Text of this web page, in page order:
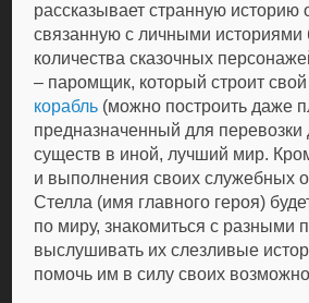
рассказывает странную историю
связанную с личными историями
количества сказочных
– паромщик, который строит
корабль (можно построить даже
предназначенный для
существ в иной, лучший мир.
и выполнения своих служебных
Стелла (имя главного героя)
по миру, знакомиться с разными
выслушивать их слезливые
помочь им в силу своих